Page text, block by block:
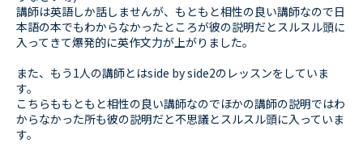
講師は英語しか話しませんが、もともと相性の良い講師なので日
本語の本でもわからなかったところが彼の説明だとスルスル頭に
入ってきて爆発的に英作文力が上がりました。
また、もう1人の講師とはside by side2のレッスンをしていま
す。
こちらももともと相性の良い講師なのでほかの講師の説明ではわ
からなかった所も彼の説明だと不思議とスルスル頭に入っていま
す。